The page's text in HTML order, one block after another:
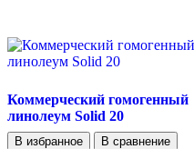
Коммерческий гомогенный
линолеум Solid 20
В избранное В сравнение